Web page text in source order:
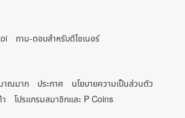
ถาม-ตอบสำหรับดีไซเนอร์
าณมาก ประกาศ
นโยบายความเป็นส่วนตัว
โปรแกรมสมาชิกและ P Coins